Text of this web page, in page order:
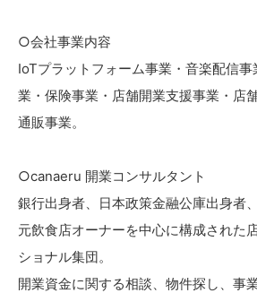
○会社事業内容
IoTプラットフォーム事業・音楽配信
業・保険事業・店舗開業支援事業・店
通販事業。
○canaeru 開業コンサルタント
銀行出身者、日本政策金融公庫出身者
元飲食店オーナーを中心に構成された
ショナル集団。
開業資金に関する相談、物件探し、事